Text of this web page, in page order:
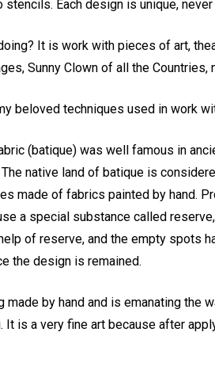
Each design is unique,
It is work with pieces of art,
Sunny Clown of all the Countries,
beloved techniques used in work
(batique) was well famous in
native land of batique is
made of fabrics painted by hand.
a special substance called
of reserve, and the empty spots
the design is remained.
made by hand and is emanating the
It is a very fine art because after